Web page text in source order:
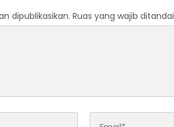
dipublikasikan. Ruas yang wajib ditandai